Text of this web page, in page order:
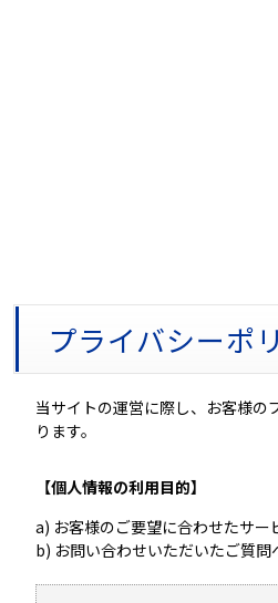
プライバシーポ
当サイトの運営に際し、お客様
ります。
【個人情報の利用目的】
a) お客様のご要望に合わせたサ
b) お問い合わせいただいたご質問